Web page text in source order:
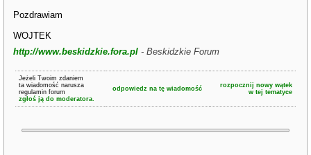
Pozdrawiam
WOJTEK
http://www.beskidzkie.fora.pl - Beskidzkie Forum
Jeżeli Twoim zdaniem
ta wiadomość narusza
regulamin forum
zgłoś ją do moderatora.
odpowiedz na tę wiadomość
rozpocznij nowy wątek
w tej tematyce